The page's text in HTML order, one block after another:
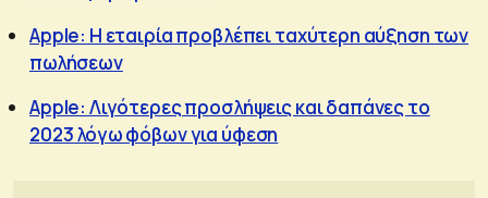
Apple: Η εταιρία προβλέπει ταχύτερη αύξηση των
πωλήσεων
Apple: Λιγότερες προσλήψεις και δαπάνες το
2023 λόγω φόβων για ύφεση